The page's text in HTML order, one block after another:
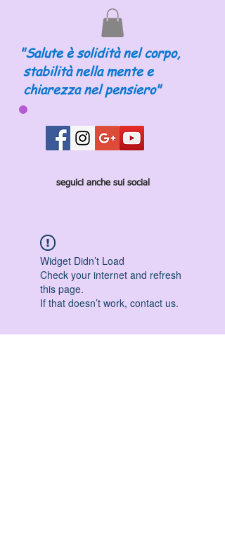
"Salute è solidità nel corpo,
stabilità nella mente e
chiarezza nel pensiero"
seguici anche sui social
Widget Didn’t Load
Check your internet and refresh
this page.
If that doesn’t work, contact us.